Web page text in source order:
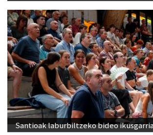
Santioak laburbiltzeko bideo